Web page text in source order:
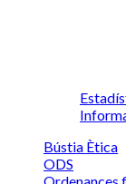
Bústia Ètica
ODS